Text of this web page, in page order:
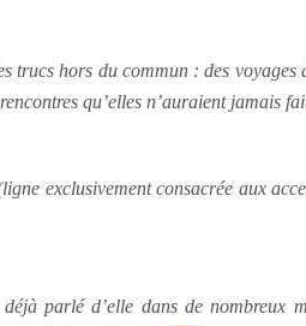
trucs hors du commun : des
qu’elles n’auraient jamais
exclusivement consacrée aux
parlé d’elle dans de nombreux